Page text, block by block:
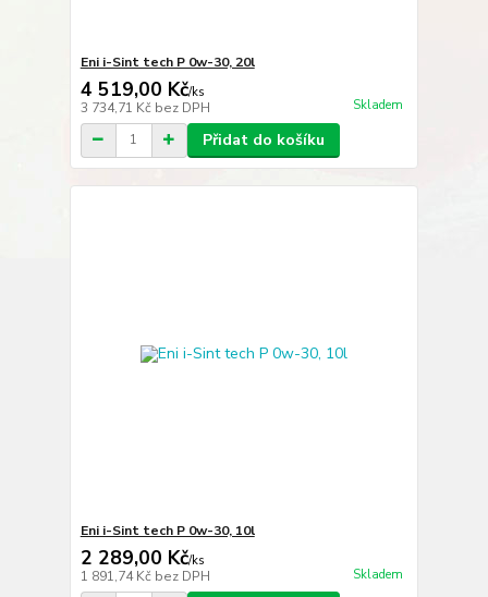
Eni i-Sint tech P 0w-30, 20l
4 519,00 Kč/ks
3 734,71 Kč bez DPH Skladem
Přidat do košíku
Eni i-Sint tech P 0w-30, 10l
2 289,00 Kč/ks
1 891,74 Kč bez DPH Skladem